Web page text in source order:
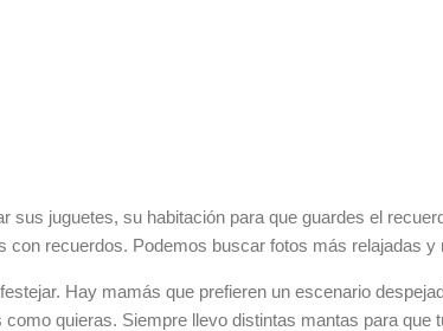
sus juguetes, su habitación para que guardes el
con recuerdos. Podemos buscar fotos más relajadas y
Hay mamás que prefieren un escenario
quieras. Siempre llevo distintas mantas para que